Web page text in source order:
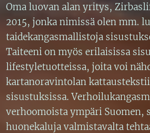
Oma luovan alan yritys,
2015, jonka nimissä olen mm.
taidekangasmallistoja
Taiteeni on myös erilaisissa
lifestyletuotteissa, joita voi
kartanoravintolan
sisustuksissa.
verhoomoista ympäri Suomen,
huonekaluja valmistavalta